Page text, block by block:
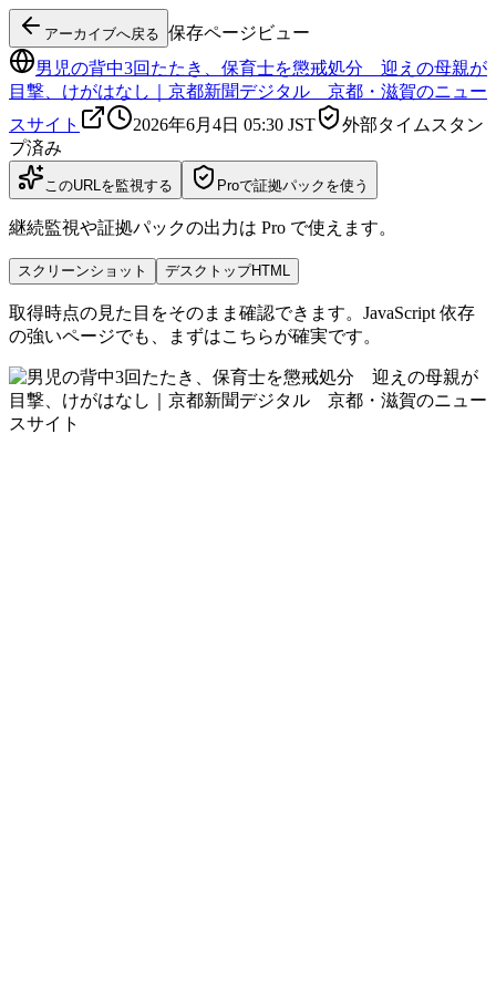
アーカイブへ戻る 保存ページビュー
男児の背中3回たたき、保育士を懲戒処分 迎えの母親が
目撃、けがはなし｜京都新聞デジタル 京都・滋賀のニュー
スサイト
2026年6月4日 05:30 JST
外部タイムスタン
プ済み
このURLを監視する Proで証拠パックを使う
継続監視や証拠パックの出力は Pro で使えます。
スクリーンショット デスクトップHTML
取得時点の見た目をそのまま確認できます。JavaScript 依存
の強いページでも、まずはこちらが確実です。